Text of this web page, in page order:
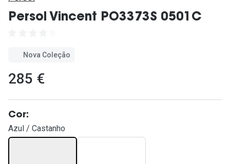
Persol Vincent PO3373S 0501C
Nova Coleção
285 €
Cor:
Azul / Castanho